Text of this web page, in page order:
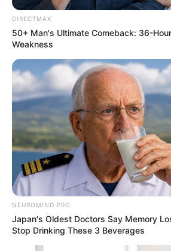
Hidden Sins: 15 Bible Prohibited
BRAINBERRIES
DIRECTMAX
50+ Man's Ultimate Comeback: 36-
Weakness
NEUROMIND PRO
Japan's Oldest Doctors Say Memory
Stop Drinking These 3 Beverages